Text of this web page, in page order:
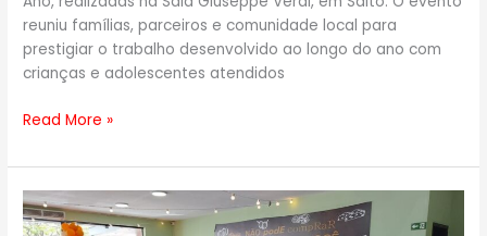
reuniu famílias, parceiros e comunidade local para
prestigiar o trabalho desenvolvido ao longo do ano com
crianças e adolescentes atendidos
Read More »
Dia
da